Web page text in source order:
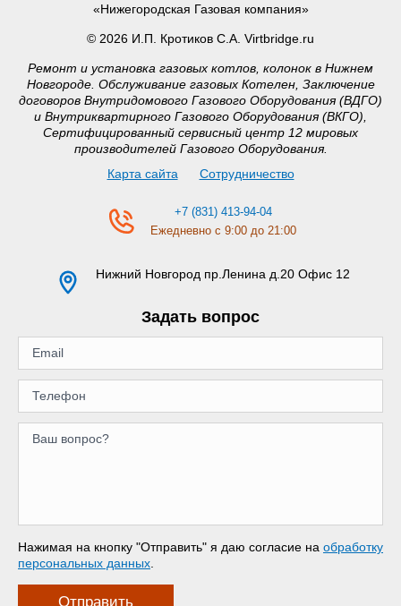
«Нижегородская Газовая компания»
© 2026 И.П. Кротиков С.А. Virtbridge.ru
Ремонт и установка газовых котлов, колонок в Нижнем
Новгороде. Обслуживание газовых Котелен, Заключение
договоров Внутридомового Газового Оборудования (ВДГО)
и Внутриквартирного Газового Оборудования (ВКГО),
Сертифицированный сервисный центр 12 мировых
производителей Газового Оборудования.
Карта сайта
Сотрудничество
+7 (831) 413-94-04
Ежедневно с 9:00 до 21:00
Нижний Новгород пр.Ленина д.20 Офис 12
Задать вопрос
Нажимая на кнопку "Отправить" я даю согласие на обработку
персональных данных
Отправить